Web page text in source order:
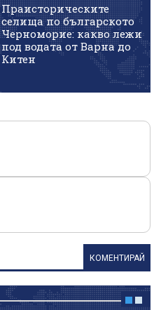
Праисторическите
селища по българското
Черноморие: какво лежи
под водата от Варна до
Китен
КОМЕНТИРАЙ